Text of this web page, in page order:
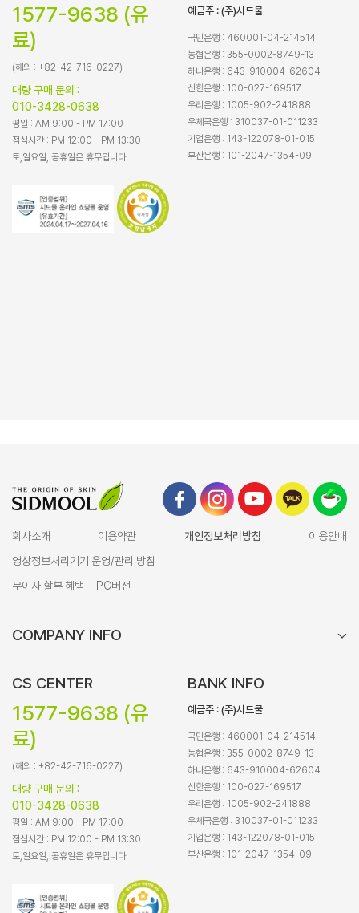
1577-9638 (유
료)
(해외 : +82-42-716-0227)
대량 구매 문의 :
010-3428-0638
평일 : AM 9:00 - PM 17:00
점심시간 : PM 12:00 - PM 13:30
토,일요일, 공휴일은 휴무입니다.
예금주 : (주)시드물
국민은행 : 460001-04-214514
농협은행 : 355-0002-8749-13
하나은행 : 643-910004-62604
신한은행 : 100-027-169517
우리은행 : 1005-902-241888
우체국은행 : 310037-01-011233
기업은행 : 143-122078-01-015
부산은행 : 101-2047-1354-09
회사소개 이용약관 개인정보처리방침
이용안내
영상정보처리기기 운영/관리 방침
무이자 할부 혜택
PC버전
COMPANY INFO
CS CENTER
1577-9638 (유
료)
(해외 : +82-42-716-0227)
대량 구매 문의 :
010-3428-0638
평일 : AM 9:00 - PM 17:00
점심시간 : PM 12:00 - PM 13:30
토,일요일, 공휴일은 휴무입니다.
BANK INFO
예금주 : (주)시드물
국민은행 : 460001-04-214514
농협은행 : 355-0002-8749-13
하나은행 : 643-910004-62604
신한은행 : 100-027-169517
우리은행 : 1005-902-241888
우체국은행 : 310037-01-011233
기업은행 : 143-122078-01-015
부산은행 : 101-2047-1354-09